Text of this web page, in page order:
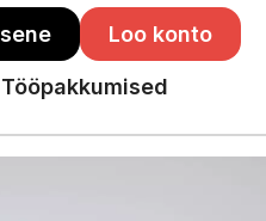
Loo konto
Tööpakkumised